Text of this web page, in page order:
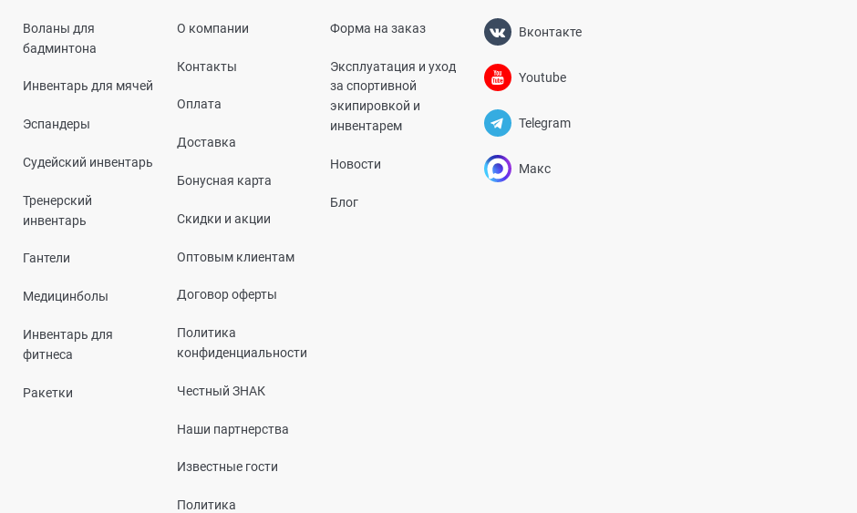
Воланы для
бадминтона
Инвентарь для мячей
Эспандеры
Судейский инвентарь
Тренерский
инвентарь
Гантели
Медицинболы
Инвентарь для
фитнеса
Ракетки
О компании
Контакты
Оплата
Доставка
Бонусная карта
Скидки и акции
Оптовым клиентам
Договор оферты
Политика
конфиденциальности
Честный ЗНАК
Наши партнерства
Известные гости
Политика
Форма на заказ
Эксплуатация и уход
за спортивной
экипировкой и
инвентарем
Новости
Блог
Вконтакте
Youtube
Telegram
Макс